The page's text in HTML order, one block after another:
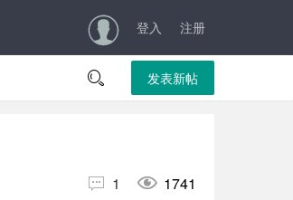
登入 注册
 发表新帖
 1  1741